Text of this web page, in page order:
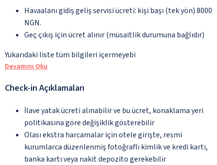
Havaalanı gidiş geliş servisi ücreti: kişi başı (tek yön) 8000
NGN.
Geç çıkış için ücret alınır (müsaitlik durumuna bağlıdır)
Yukarıdaki liste tüm bilgileri içermeyebi
Devamını Oku
Check-in Açıklamaları
İlave yatak ücreti alınabilir ve bu ücret, konaklama yeri
politikasına göre değişiklik gösterebilir
Olası ekstra harcamalar için otele girişte, resmi
kurumlarca düzenlenmiş fotoğraflı kimlik ve kredi kartı,
banka kartı veya nakit depozito gerekebilir